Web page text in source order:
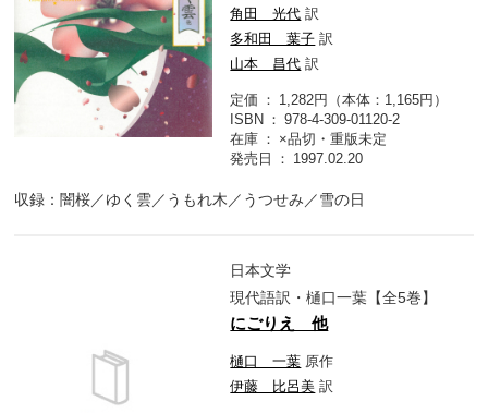
角田 光代 訳
多和田 葉子 訳
山本 昌代 訳
定価
1,282円（本体：1,165円）
ISBN
978-4-309-01120-2
在庫
×品切・重版未定
発売日
1997.02.20
収録：闇桜／ゆく雲／うもれ木／うつせみ／雪の日
日本文学
現代語訳・樋口一葉【全5巻】
にごりえ 他
樋口 一葉 原作
伊藤 比呂美 訳